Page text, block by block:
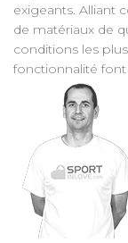
exigeants. Alliant
de matériaux de
conditions les
fonctionnalité